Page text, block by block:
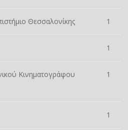
Θεσσαλονίκης 1
1
Κινηματογράφου
1
1